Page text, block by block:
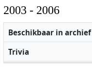
2003 - 2006
Beschikbaar in archief
Trivia